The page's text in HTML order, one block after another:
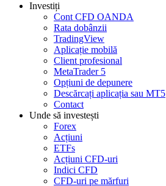
Investiți
Cont CFD OANDA
Rata dobânzii
TradingView
Aplicație mobilă
Client profesional
MetaTrader 5
Opțiuni de depunere
Descărcați aplicația sau MT5
Contact
Unde să investești
Forex
Acțiuni
ETFs
Acțiuni CFD-uri
Indici CFD
CFD-uri pe mărfuri